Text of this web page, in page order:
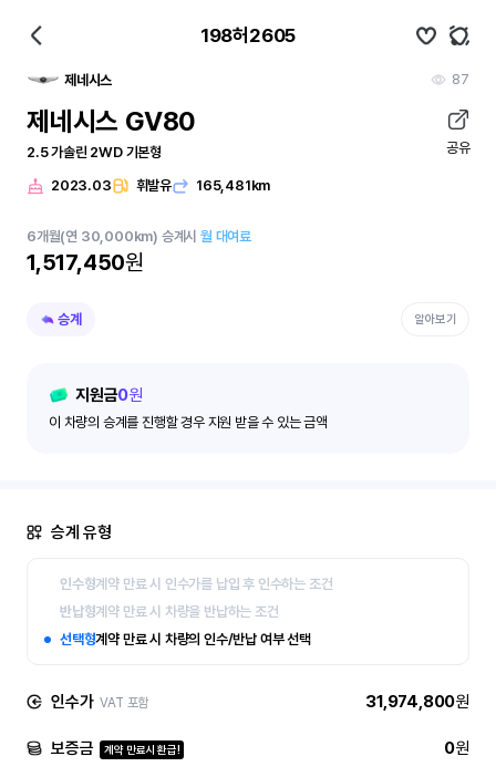
198허2605
제네시스 87
제네시스 GV80
2.5 가솔린 2WD 기본형 공유
2023.03 휘발유 165,481km
6개월(연 30,000km) 승계시월 대여료
1,517,450원
승계 알아보기
지원금0원
이 차량의 승계를 진행할 경우 지원 받을 수 있는 금액
승계 유형
인수형계약 만료 시 인수가를 납입 후 인수하는 조건
반납형계약 만료 시 차량을 반납하는 조건
선택형계약 만료 시 차량의 인수/반납 여부 선택
인수가 VAT 포함 31,974,800원
보증금 계약 만료시 환급! 0원